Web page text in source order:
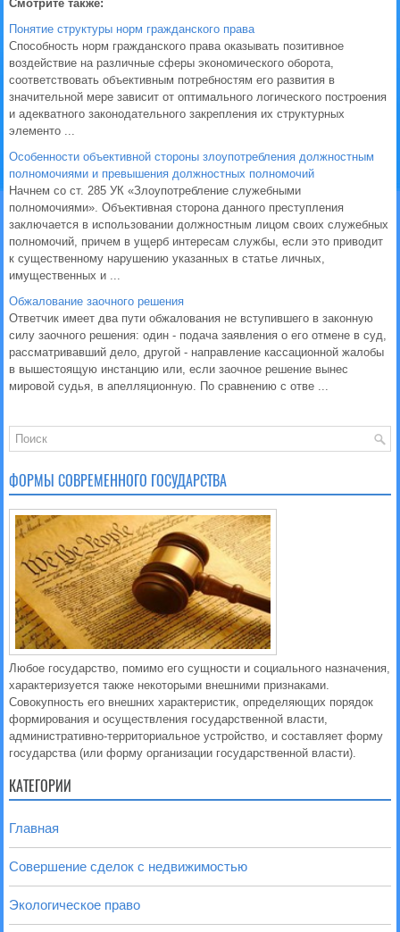
Смотрите также:
Понятие структуры норм гражданского права
Способность норм гражданского права оказывать позитивное
воздействие на различные сферы экономического оборота,
соответствовать объективным потребностям его развития в
значительной мере зависит от оптимального логического построения
и адекватного законодательного закрепления их структурных
элементо ...
Особенности объективной стороны злоупотребления должностным
полномочиями и превышения должностных полномочий
Начнем со ст. 285 УК «Злоупотребление служебными
полномочиями». Объективная сторона данного преступления
заключается в использовании должностным лицом своих служебных
полномочий, причем в ущерб интересам службы, если это приводит
к существенному нарушению указанных в статье личных,
имущественных и ...
Обжалование заочного решения
Ответчик имеет два пути обжалования не вступившего в законную
силу заочного решения: один - подача заявления о его отмене в суд,
рассматривавший дело, другой - направление кассационной жалобы
в вышестоящую инстанцию или, если заочное решение вынес
мировой судья, в апелляционную. По сравнению с отве ...
ФОРМЫ СОВРЕМЕННОГО ГОСУДАРСТВА
Любое государство, помимо его сущности и социального назначения,
характеризуется также некоторыми внешними признаками.
Совокупность его внешних характеристик, определяющих порядок
формирования и осуществления государственной власти,
административно-территориальное устройство, и составляет форму
государства (или форму организации государственной власти).
КАТЕГОРИИ
Главная
Совершение сделок с недвижимостью
Экологическое право